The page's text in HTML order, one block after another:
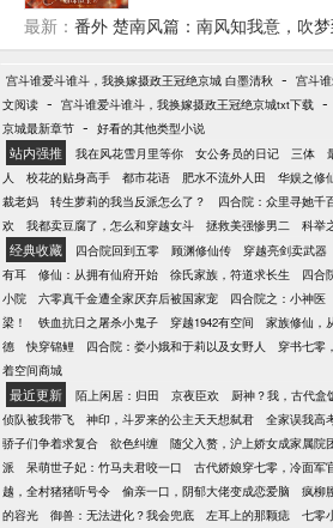
纳闷了，怎么每次冤种霸总
只为给亲生女儿铲除后患。
弱，捋起袖子就是干！做生
她不爽，她就教谁做人。
28岁功成名就时脱下戎装
料竟然一不小心就成了商业
若鹜。但谁都知道权九爷
比自己小三岁以下的女孩
子。初次相见，权九爷对
稚，有代沟且红颜祸水。”
权九爷居然单膝跪在程瑶
瑶，我大你10岁又如何？
后你让我往东，我绝不往西
南！一切唯夫人是从。”婚
昭告天下，“我老婆天下第
最新： 番外 楚南风篇：南风知我意，吹
宫斗谁爱斗谁斗，我换嫁摄政王冠绝京城 白墨清秋 - 宫斗
文阅读 - 宫斗谁爱斗谁斗，我换嫁摄政王冠绝京城txt下载 -
京城最新章节 - 好看的其他类型小说
站内强推 我在风花雪月里等你 女公务员的日记 三体
人
校花的贴身高手 都市花语 肥水不流外人田 华娱之修
裁老妈
转生萝莉的我当反派怎么了？ 四合院：众里寻她千
欢
我都卖豆腐了，怎么和穿越女斗 拯救美强惨男二 科举
经典收藏 四合院回到五零 顾渊修仙传 穿越亮剑卖武器
有耳
修仙：从拥有仙府开始 徐氏家族，符道求长生 四合
小院
六零真千金遭全家厌弃后被国家宠 四合院之：小神医
梁！
铁血抗日之屠杀小鬼子 穿越1942有空间 家族修仙，
德
快穿锦鲤 四合院：娄小娥和于莉以及女野人 穿书七零
着空间商城
最近更新 陌上闲居：归田 京夜臣欢 厨神？我，古代盒
侦队被我带飞
神印，斗罗来的公主天天想弑君 全家误我高
骄子们争着求复合
欲色纠缠 随父入赘，沪上娇女成家属院
派
呆萌世子妃：竹马夫君咬一口 古代娇娘穿七零，冷面军
越，全村猪猪听号令
偷亲一口，阴郁大佬变成恋爱脑 疯柳
的容光
御兽：无法进化？我会兜底 左耳上的那颗痣 七零